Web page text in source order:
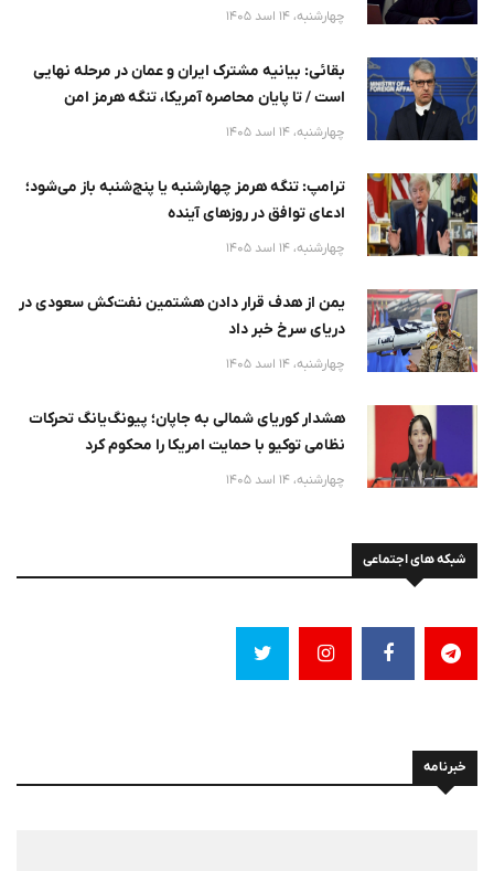
چهارشنبه، 14 اسد 1405
بقائی: بیانیه مشترک ایران و عمان در مرحله نهایی
است / تا پایان محاصره آمریکا، تنگه هرمز امن
نخواهد
چهارشنبه، 14 اسد 1405
ترامپ: تنگه هرمز چهارشنبه یا پنج‌شنبه باز می‌شود؛
ادعای توافق در روزهای آینده
چهارشنبه، 14 اسد 1405
یمن از هدف قرار دادن هشتمین نفت‌کش سعودی در
دریای سرخ خبر داد
چهارشنبه، 14 اسد 1405
هشدار کوریای شمالی به جاپان؛ پیونگ‌یانگ تحرکات
نظامی توکیو با حمایت امریکا را محکوم کرد
چهارشنبه، 14 اسد 1405
شبکه های اجتماعی
خبرنامه